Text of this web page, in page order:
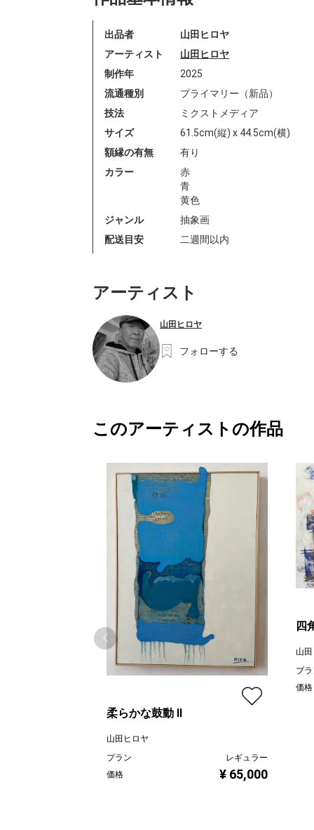
出品者
山田ヒロヤ
アーティスト
山田ヒロヤ
制作年
2025
流通種別
プライマリー（新品）
技法
ミクストメディア
サイズ
61.5cm(縦) x 44.5cm(横)
額縁の有無
有り
カラー
赤
青
黄色
ジャンル
抽象画
配送目安
二週間以内
アーティスト
山田ヒロヤ
フォローする
このアーティストの作品
柔らかな鼓動 Ⅱ
山田ヒロヤ
プラン
レギュラー
価格
¥ 65,000
四
山
プ
価格